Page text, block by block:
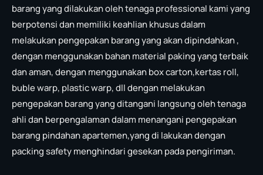
barang yang dilakukan oleh tenaga professional kami yang
berpotensi dan memiliki keahlian khusus dalam
melakukan pengepakan barang yang akan dipindahkan ,
dengan menggunakan bahan material paking yang terbaik
dan aman, dengan menggunakan box carton,kertas roll,
buble warp, plastic warp, dll dengan melakukan
pengepakan barang yang ditangani langsung oleh tenaga
ahli dan berpengalaman dalam menangani pengepakan
barang pindahan apartemen,yang di lakukan dengan
packing safety menghindari gesekan pada pengiriman.